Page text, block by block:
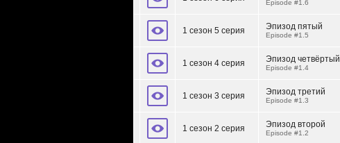
Episode #1.6
1 сезон 5 серия Эпизод пятый
Episode #1.5
1 сезон 4 серия Эпизод четвёртый
Episode #1.4
1 сезон 3 серия Эпизод третий
Episode #1.3
1 сезон 2 серия Эпизод второй
Episode #1.2